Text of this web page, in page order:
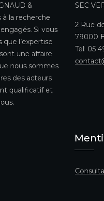
&
à la recherche
Si vous
l’expertise
une affaire
nous sommes
des acteurs
qualificatif et
SEC
2 Rue
79000
Tel: 05